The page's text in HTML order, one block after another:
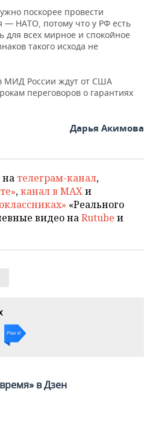
поскорее провести
— НАТО, потому что у РФ есть
для всех мирное и спокойное
такого исхода не
МИД России ждут от США
переговоров о гарантиях
Дарья Акимова
на телеграм-канал,
,канал в MAXи
«Реального
видео наRutube и
в Дзен